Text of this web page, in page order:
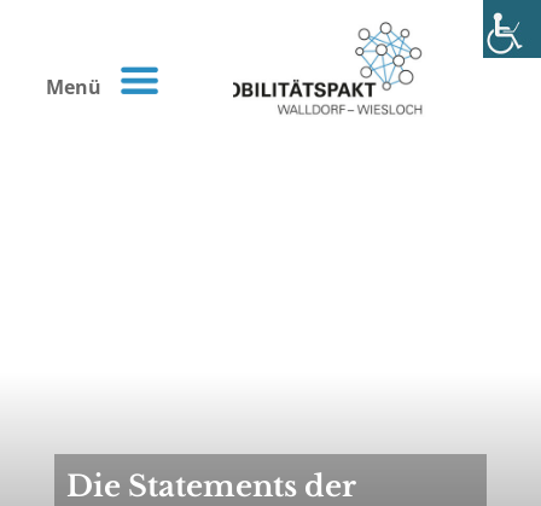
Menü
Die Statements der